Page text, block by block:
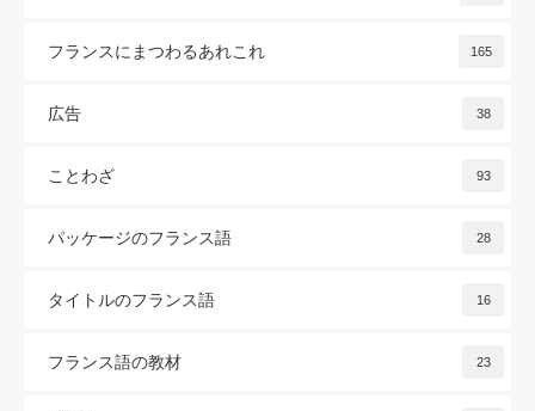
フランスにまつわるあれこれ 165
広告 38
ことわざ 93
パッケージのフランス語 28
タイトルのフランス語 16
フランス語の教材 23